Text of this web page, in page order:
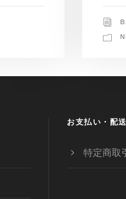
お支払い・配
特定商取